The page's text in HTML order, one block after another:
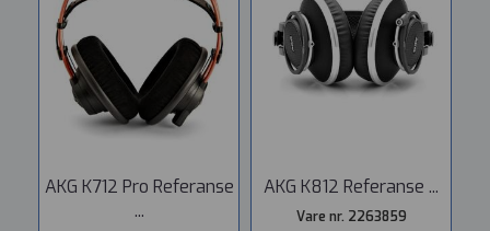
AKG K712 Pro Referanse
...
AKG K812 Referanse ...
Vare nr. 2263859